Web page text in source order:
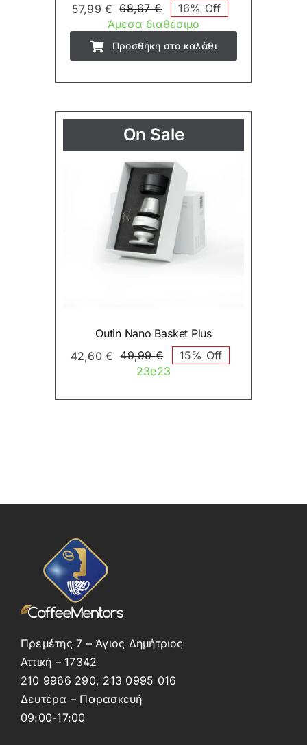
68,67€Original
price
was:
68,67 €.
57,99€
Η
τρέχουσα
τιμή
είναι:
57,99 €.
16% Off
Άμεσα διαθέσιμο
Προσθήκη στο καλάθι
On Sale
Εξαντλημένο
Outin Nano Basket Plus
49,99€Original
price
was:
42,60€
Η
τρέχουσα
τιμή
15% Off
23e23
Πρεμέτης 7 – Άγιος Δημήτριος
Αττική – 17342
210 9966 290, 213 0995 016
Δευτέρα – Παρασκευή
09:00-17:00